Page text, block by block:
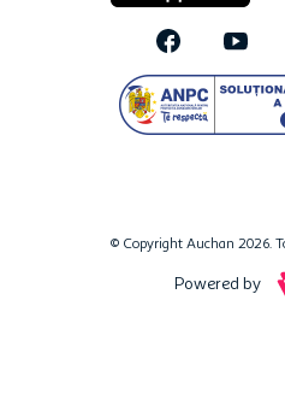
© Copyright Auchan 2026.
Powered by